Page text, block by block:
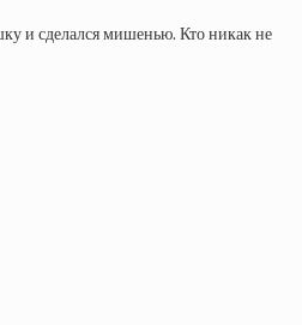
и сделался мишенью. Кто никак не